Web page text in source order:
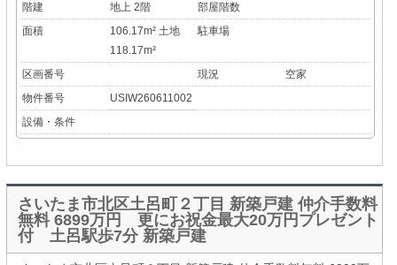
階建 地上 2階
部屋階数
面積
106.17m² 土地
118.17m²
駐車場
区画番号 現況
空家
物件番号
USIW260611002
設備・条件
さいたま市北区土呂町２丁目 新築戸建 仲介手数料
無料 6899万円 更にお祝金最大20万円プレゼント
付 土呂駅歩7分 新築戸建